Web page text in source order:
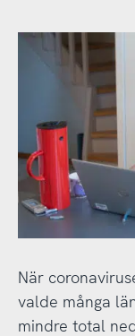
När
valde många
mindre total